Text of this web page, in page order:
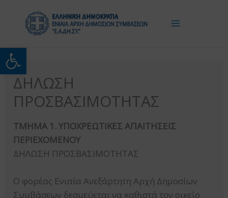
Ανοίξτε τη γραμμή
περιεχόμενο
ΔΗΛΩΣΗ
ΠΡΟΣΒΑΣΙΜΟΤΗΤΑΣ
ΤΜΗΜΑ 1. ΥΠΟΧΡΕΩΤΙΚΕΣ ΑΠΑΙΤΗΣΕΙΣ
ΠΕΡΙΕΧΟΜΕΝΟΥ
ΔΗΛΩΣΗ ΠΡΟΣΒΑΣΙΜΟΤΗΤΑΣ
Ο φορέας Ενιαία Ανεξάρτητη Αρχή Δημοσίων
Συμβάσεων δεσμεύεται να καθιστά τον οικείο